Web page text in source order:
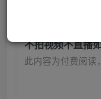
此内容为付费阅读